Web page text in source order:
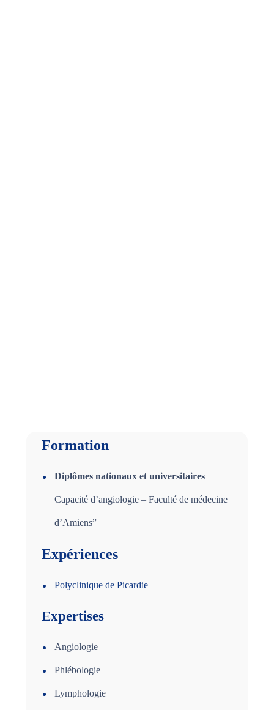
Formation
Diplômes nationaux et universitaires
Capacité d’angiologie – Faculté de médecine
d’Amiens”
Expériences
Polyclinique de Picardie
Expertises
Angiologie
Phlébologie
Lymphologie